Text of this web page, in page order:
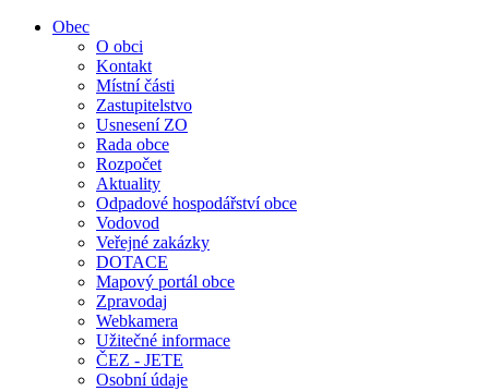
Obec
O obci
Kontakt
Místní části
Zastupitelstvo
Usnesení ZO
Rada obce
Rozpočet
Aktuality
Odpadové hospodářství obce
Vodovod
Veřejné zakázky
DOTACE
Mapový portál obce
Zpravodaj
Webkamera
Užitečné informace
ČEZ - JETE
Osobní údaje